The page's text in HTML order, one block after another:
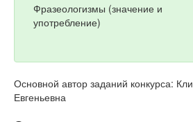
Фразеологизмы (значение и
употребление)
Основной автор заданий конкурса:
Евгеньевна